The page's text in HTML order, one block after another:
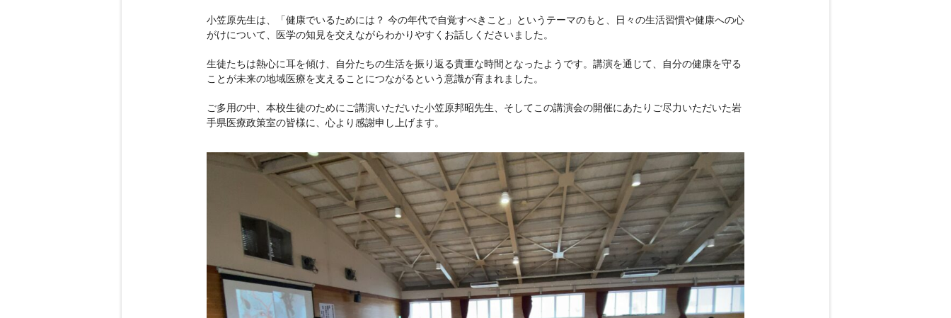
小笠原先生は、「健康でいるためには？ 今の年代で自覚すべきこと」というテーマのもと、日々の生活習慣や健康への心
がけについて、医学の知見を交えながらわかりやすくお話しくださいました。
生徒たちは熱心に耳を傾け、自分たちの生活を振り返る貴重な時間となったようです。講演を通じて、自分の健康を守る
ことが未来の地域医療を支えることにつながるという意識が育まれました。
ご多用の中、本校生徒のためにご講演いただいた小笠原邦昭先生、そしてこの講演会の開催にあたりご尽力いただいた岩
手県医療政策室の皆様に、心より感謝申し上げます。